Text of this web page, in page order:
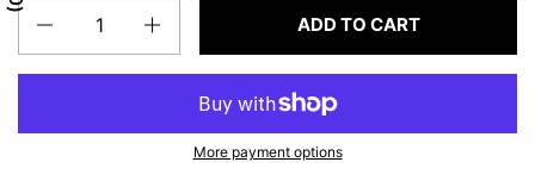
Quantity
ADD TO CART
More payment options